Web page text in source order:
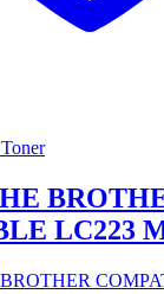
LC223